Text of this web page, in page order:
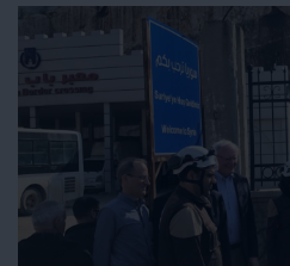
tenha sido encenado. O
Unidos e aliados reforça
possibilidade de fraude.